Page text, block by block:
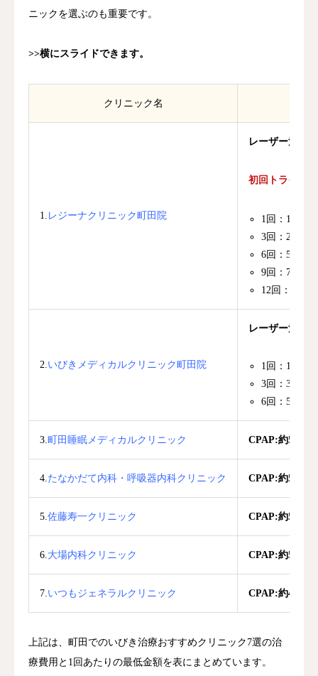
ニックを選ぶのも重要です。
>>横にスライドできます。
クリニック名
1. レジーナクリニック町田院
レーザー治療
初回トライア
1回：
3回：
6回：
9回：
12回：
2. いびきメディカルクリニック町田院
レーザー治療
1回：
3回：
6回：
3. 町田睡眠メディカルクリニック CPAP:約5,000
4. たなかだて内科・呼吸器内科クリニック CPAP:約5,000
5. 佐藤寿一クリニック CPAP:約5,000
6. 大場内科クリニック CPAP:約5,000
7. いつもジェネラルクリニック CPAP:約4,000
上記は、町田でのいびき治療おすすめクリニック7選の治
療費用と1回あたりの最低金額を表にまとめています。